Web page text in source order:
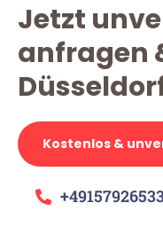
Jetzt
anfragen
Kostenlos &